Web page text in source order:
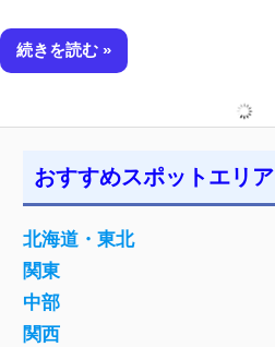
続きを読む
おすすめスポットエリア
北海道・東北
関東
中部
関西